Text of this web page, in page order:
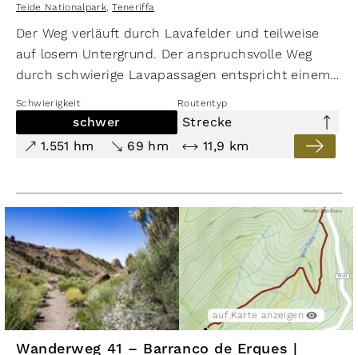
Teide Nationalpark, Teneriffa
Der Weg verläuft durch Lavafelder und teilweise
auf losem Untergrund. Der anspruchsvolle Weg
durch schwierige Lavapassagen entspricht einem
Ausblicke auf Teide Pico Viejo , die Cañadas und
bei klarer Sicht auchLa Gomera La Palma.
Schwierigkeit Routentyp
schwer
Strecke
1.551 hm
69 hm 11,9 km
auf Karte anzeigen
Wanderweg 41 – Barranco de Erques |